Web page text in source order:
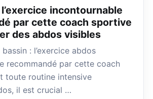
incontournable
par cette coach sportive
des abdos visibles
: l’exercice abdos
recommandé par cette coach
toute routine intensive
il est crucial …